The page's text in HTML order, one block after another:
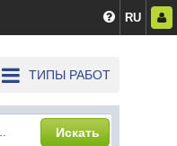
RU
ТИПЫ РАБОТ
Искать